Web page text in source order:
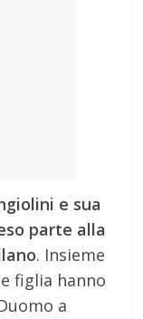
e sua
parte alla
. Insieme
figlia hanno
a